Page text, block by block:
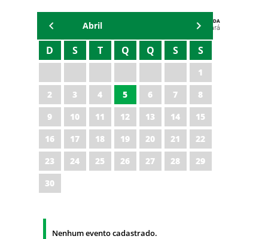
AGENDA
Polícia Militar do Ceará
Abril
D S T Q Q S S
1
2
3 4 5 6 7
8
9
10 11 12 13 14
15
16
17 18 19 20 21
22
23
24 25 26 27 28
29
30
Nenhum evento cadastrado.